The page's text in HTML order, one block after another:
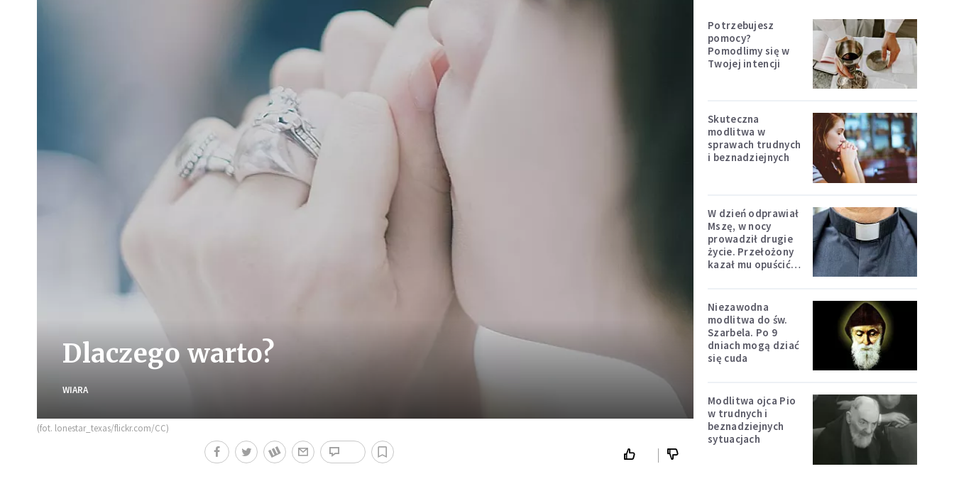
Dlaczego warto?
WIARA
(fot. lonestar_texas/flickr.com/CC)
Potrzebujesz
pomocy?
Pomodlimy się w
Twojej intencji
Skuteczna
modlitwa w
sprawach trudnych
i beznadziejnych
W dzień odprawiał
Mszę, w nocy
prowadził drugie
życie. Przełożony
kazał mu opuścić
Niezawodna
modlitwa do św.
Szarbela. Po 9
dniach mogą dziać
się cuda
Modlitwa ojca Pio
w trudnych i
beznadziejnych
sytuacjach